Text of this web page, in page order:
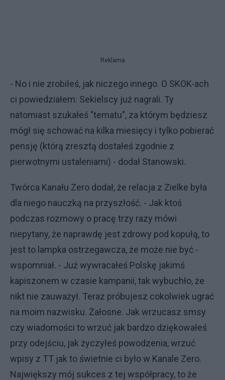
Reklama
- No i nie zrobiłeś, jak niczego innego. O SKOK-ach
ci powiedziałem: Sekielscy już nagrali. Ty
natomiast szukałeś "tematu", za którym będziesz
mógł się schować na kilka miesięcy i tylko pobierać
pensję (którą zresztą dostałeś zgodnie z
pierwotnymi ustaleniami) - dodał Stanowski.
Twórca Kanału Zero dodał, że relacja z Zielke była
dla niego nauczką na przyszłość. - Jak ktoś
podczas rozmowy o pracę trzy razy mówi
niepytany, że naprawdę jest zdrowy pod kopułą, to
jest to lampka ostrzegawcza, że może nie być -
wspomniał. - Już wywracałeś Polskę jakimś
kapiszonem w czasie kampanii, tak wybuchło, że
nikt nie zauważył. Teraz próbujesz cokolwiek ugrać
na moim nazwisku. Żałosne. Jak wrzucasz smsy
czy wiadomości to wrzuć jak bardzo dziękowałeś
przy odejściu, jak życzyłeś powodzenia, wrzuć
wpisy z TT jak to świetnie ci było w Kanale Zero.
Największy mój sukces z tej współpracy, to że